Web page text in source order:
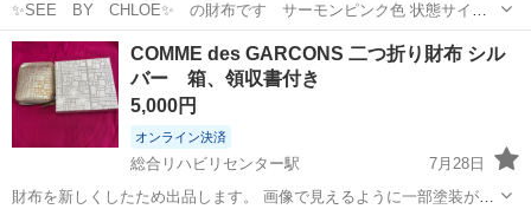
✨SEE BY CHLOE✨ の財布です サーモンピンク色 状態サイズ
は画像でご確認お願い致します usedですので 擦れ汚れございます
ご理解のある方でよろしくお願いします ノークレーム...のリターンで
お...
愛知 名古屋市
COMME des GARCONS 二つ折り財布 シル
バー 箱、領収書付き
5,000円
オンライン決済
総合リハビリセンター駅
7月28日
財布を新しくしたため出品します。 画像で見えるように一部塗装が剥